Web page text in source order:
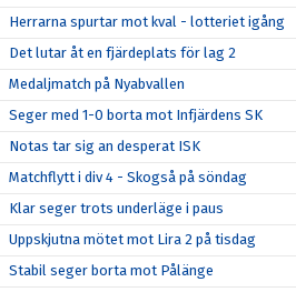
Herrarna spurtar mot kval - lotteriet igång
Det lutar åt en fjärdeplats för lag 2
Medaljmatch på Nyabvallen
Seger med 1-0 borta mot Infjärdens SK
Notas tar sig an desperat ISK
Matchflytt i div 4 - Skogså på söndag
Klar seger trots underläge i paus
Uppskjutna mötet mot Lira 2 på tisdag
Stabil seger borta mot Pålänge